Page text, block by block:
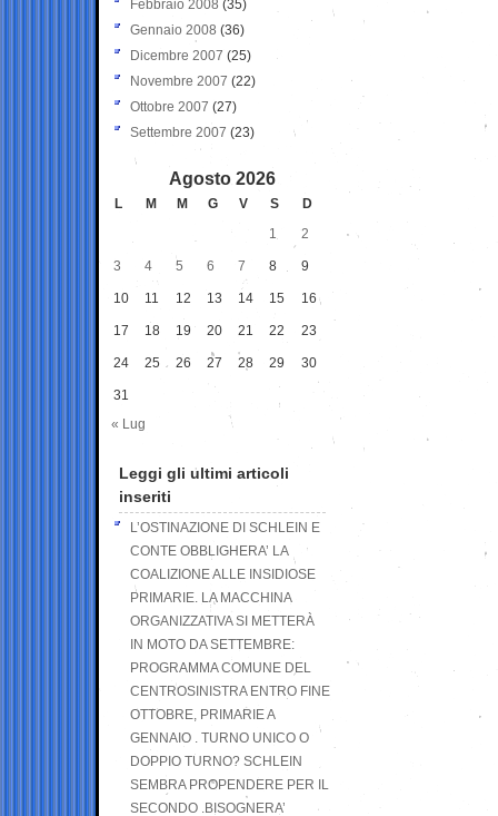
Febbraio 2008 (35)
Gennaio 2008 (36)
Dicembre 2007 (25)
Novembre 2007 (22)
Ottobre 2007 (27)
Settembre 2007 (23)
Agosto 2026
L M M G V S
D
1
2
3 4 5 6 7 8 9
10 11 12 13 14 15 16
17 18 19 20 21 22 23
24 25 26 27 28 29 30
31
« Lug
Leggi gli ultimi articoli
inseriti
L’OSTINAZIONE DI SCHLEIN E
CONTE OBBLIGHERA’ LA
COALIZIONE ALLE INSIDIOSE
PRIMARIE. LA MACCHINA
ORGANIZZATIVA SI METTERÀ
IN MOTO DA SETTEMBRE:
PROGRAMMA COMUNE DEL
CENTROSINISTRA ENTRO FINE
OTTOBRE, PRIMARIE A
GENNAIO . TURNO UNICO O
DOPPIO TURNO? SCHLEIN
SEMBRA PROPENDERE PER IL
SECONDO .BISOGNERA’